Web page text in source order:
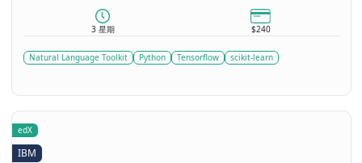
3 星期 $240
Natural Language Toolkit Python Tensorflow scikit-learn
edX
IBM